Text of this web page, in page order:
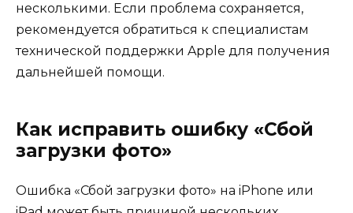
несколькими. Если проблема сохраняется,
рекомендуется обратиться к специалистам
технической поддержки Apple для получения
дальнейшей помощи.
Как исправить ошибку «Сбой
загрузки фото»
Ошибка «Сбой загрузки фото» на iPhone или